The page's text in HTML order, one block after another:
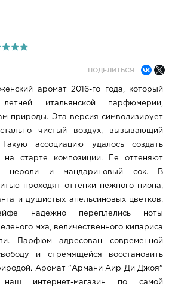
ПОДЕЛИТЬСЯ:
аромат 2016-го года, который
итальянской парфюмерии,
природы. Эта версия символизирует
чистый воздух, вызывающий
ассоциацию удалось создать
на старте композиции. Ее оттеняют
нероли и мандариновый сок. В
проходят оттенки нежного пиона,
и душистых апельсиновых цветков.
надежно переплелись ноты
мха, величественного кипариса
Парфюм адресован современной
и стремящейся восстановить
Аромат "Армани Аир Ди Джоя"
наш интернет-магазин по самой